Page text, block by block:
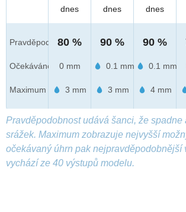
Pravděpod.
Očekáváno
Maximum
dnes
80 %
0 mm
3 mm
dnes
90 %
0.1 mm
3 mm
dnes
90 %
0.1 mm
4 mm
Pravděpodobnost udává šanci, že spadne
srážek. Maximum zobrazuje nejvyšší
očekávaný úhrn pak nejpravděpodobnější
vychází ze 40 výstupů modelu.